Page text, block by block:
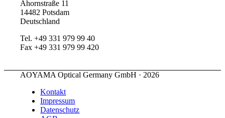
Ahornstraße 11
14482 Potsdam
Deutschland
Tel. +49 331 979 99 40
Fax +49 331 979 99 420
AOYAMA Optical Germany GmbH · 2026
Kontakt
Impressum
Datenschutz